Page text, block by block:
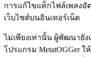
การแก้ไขแท็กไฟล์เพลง
เว็บไซต์บนอินเทอร์เน็ต
ไม่เพียงเท่านั้น ผู้พัฒนายั
โปรแกรม MetatOGGer